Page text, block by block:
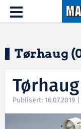
Hopp til hovedinnhold
Toggle
navigation
Tørhaug
Publisert: 16.07.2019